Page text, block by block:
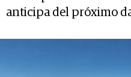
anticipa del próximo